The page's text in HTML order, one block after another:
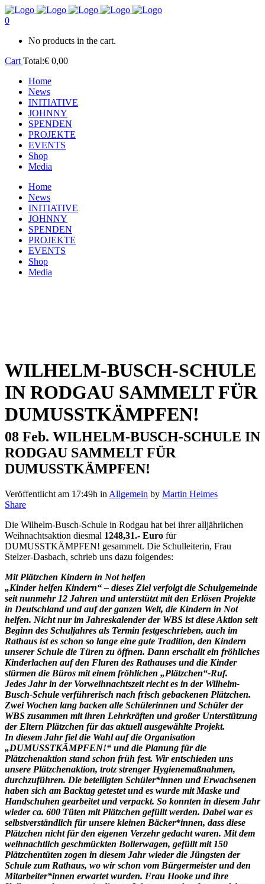
0
No products in the cart.
Cart Total:€ 0,00
Home
News
INITIATIVE
JOHNNY
SPENDEN
PROJEKTE
EVENTS
Shop
Media
Home
News
INITIATIVE
JOHNNY
SPENDEN
PROJEKTE
EVENTS
Shop
Media
WILHELM-BUSCH-SCHULE
IN RODGAU SAMMELT FÜR
DUMUSSTKÄMPFEN!
08 Feb. WILHELM-BUSCH-SCHULE IN
RODGAU SAMMELT FÜR
DUMUSSTKÄMPFEN!
Veröffentlicht am 17:49h in Allgemein by Martin Heimes
Share
Die Wilhelm-Busch-Schule in Rodgau hat bei ihrer alljährlichen
Weihnachtsaktion diesmal 1248,31.- Euro für
DUMUSSTKÄMPFEN! gesammelt. Die Schulleiterin, Frau
Stelzer-Dasbach, schrieb uns dazu folgendes:
Mit Plätzchen Kindern in Not helfen
„Kinder helfen Kindern“ – dieses Ziel verfolgt die Schulgemeinde
seit nunmehr 12 Jahren und unterstützt mit den Erlösen Projekte
in Deutschland und auf der ganzen Welt, die Kindern in Not
helfen. Nicht nur im Jahreskalender der WBS ist diese Aktion seit
Beginn des Schuljahres als Termin festgeschrieben, auch im
Rathaus ist es schon so lange eine gute Tradition, den Kindern
unserer Schule die Türen zu öffnen. Dann erschallt ein fröhliches
Kinderlachen auf den Fluren des Rathauses und die Kinder
stürmen die Büros mit einem fröhlichen „Plätzchen“-Ruf.
Jedes Jahr in der Vorweihnachtszeit riecht es in der Wilhelm-
Busch-Schule verführerisch nach frisch gebackenen Plätzchen.
Zwei Wochen lang backen alle Schülerinnen und Schüler der
WBS zusammen mit ihren Lehrkräften und großer Unterstützung
der Eltern Plätzchen für das aktuell ausgewählte Projekt.
In diesem Jahr fiel die Wahl auf die Organisation
„DUMUSSTKÄMPFEN!“ und die Planung für die
Plätzchenaktion stand schon früh fest. Wir entschieden uns
unsere Plätzchenaktion, trotz strenger Hygienemaßnahmen,
durchzuführen. Die beteiligten Schüler*innen und Erwachsenen
haben sich am Backtag getestet und es wurde mit Maske und
Handschuhen gearbeitet und verpackt. So konnten in diesem Jahr
wieder ca. 600 Tüten mit Plätzchen gefüllt werden. Dabei war es
selbstverständlich für unsere kleinen Bäcker*innen, dass diese
Plätzchen nicht für den eigenen Verzehr gedacht waren. Mit dem
weihnachtlich geschmückten Bollerwagen, gefüllt mit 150
Plätzchentüten zogen in diesem Jahr wieder die Jüngsten der
Schule zum Rathaus, wo wir schon vom Bürgermeister und den
Mitarbeiter*innen erwartet wurden. Frau Hooke und ihre